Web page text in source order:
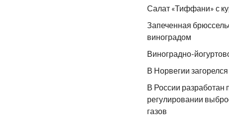
Салат «Тиффани» с
Запеченная
виноградом
Виноградно-
В Норвегии
В России разработан
регулировании
газов